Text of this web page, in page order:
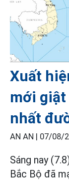
Xuất
mới giật
nhất
AN AN | 07/08/
Sáng nay
Bắc Bộ đã